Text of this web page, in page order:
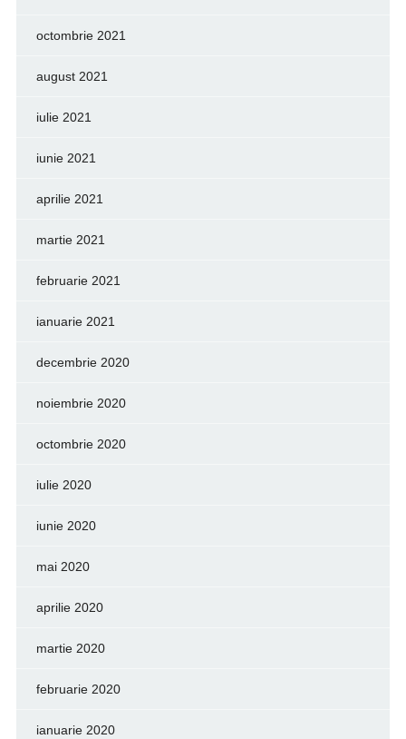
octombrie 2021
august 2021
iulie 2021
iunie 2021
aprilie 2021
martie 2021
februarie 2021
ianuarie 2021
decembrie 2020
noiembrie 2020
octombrie 2020
iulie 2020
iunie 2020
mai 2020
aprilie 2020
martie 2020
februarie 2020
ianuarie 2020